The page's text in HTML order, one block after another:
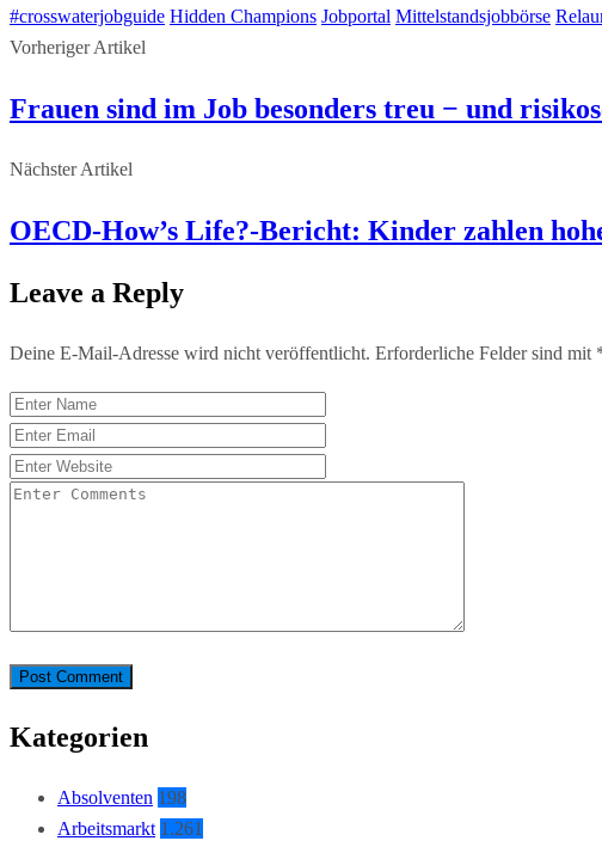
#crosswaterjobguide Hidden Champions Jobportal Mittelstandsjobbörse
Vorheriger Artikel
Frauen sind im Job besonders treu − und
Nächster Artikel
OECD-How’s Life?-Bericht: Kinder zahlen
Leave a Reply
Deine E-Mail-Adresse wird nicht veröffentlicht. Erforderliche Felder sind mit
Kategorien
Absolventen 198
Arbeitsmarkt 1.261